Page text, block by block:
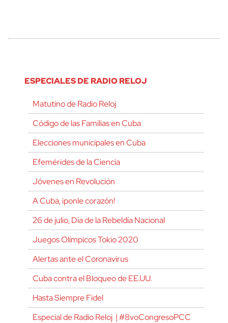
ESPECIALES DE RADIO RELOJ
Matutino de Radio Reloj
Código de las Familias en Cuba
Elecciones municipales en Cuba
Efemérides de la Ciencia
Jóvenes en Revolución
A Cuba, ¡ponle corazón!
26 de julio, Día de la Rebeldía Nacional
Juegos Olímpicos Tokio 2020
Alertas ante el Coronavirus
Cuba contra el Bloqueo de EE.UU.
Hasta Siempre Fidel
Especial de Radio Reloj | #8voCongresoPCC